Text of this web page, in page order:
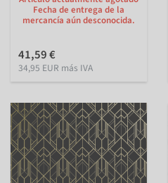
Fecha de entrega de la
mercancía aún desconocida.
41,59 €
34,95 EUR más IVA